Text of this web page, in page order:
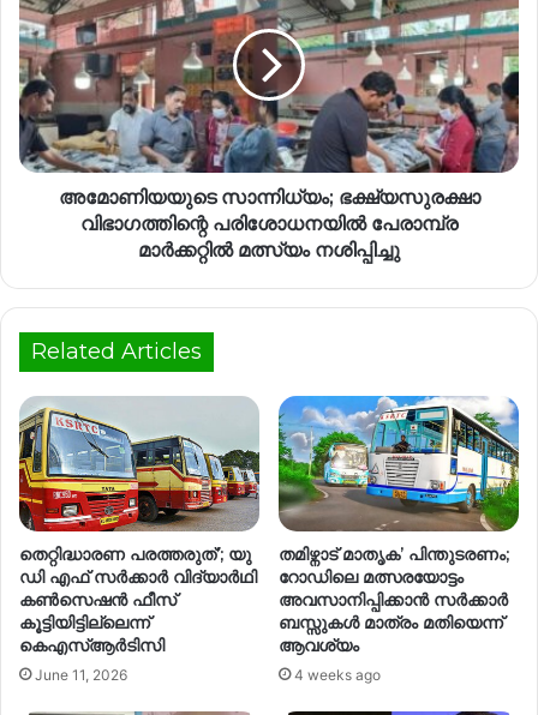
അമോണിയയുടെ സാന്നിധ്യം; ഭക്ഷ്യസുരക്ഷാ
വിഭാഗത്തിന്റെ പരിശോധനയില്‍ പേരാമ്പ്ര
മാര്‍ക്കറ്റില്‍ മത്സ്യം നശിപ്പിച്ചു
Related Articles
തെറ്റിദ്ധാരണ പരത്തരുത്’; യു
ഡി എഫ് സർക്കാർ വിദ്യാർഥി
കൺസെഷൻ ഫീസ്
കൂട്ടിയിട്ടില്ലെന്ന്
കെഎസ്ആർടിസി
June 11, 2026
തമിഴ്നാട് മാതൃക’ പിന്തുടരണം;
റോഡിലെ മത്സരയോട്ടം
അവസാനിപ്പിക്കാൻ സർക്കാർ
ബസ്സുകൾ മാത്രം മതിയെന്ന്
ആവശ്യം
4 weeks ago